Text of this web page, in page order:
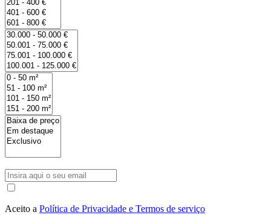
Aceito a Política de Privacidade e Termos de serviço